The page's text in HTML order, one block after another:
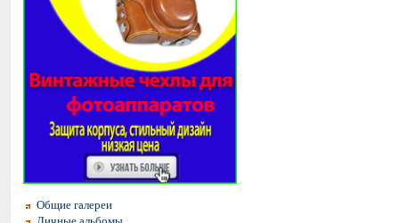
Общие галереи